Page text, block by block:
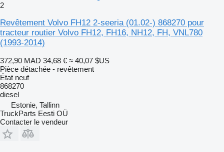
2
Revêtement Volvo FH12 2-seeria (01.02-) 868270 pour
tracteur routier Volvo FH12, FH16, NH12, FH, VNL780
(1993-2014)
372,90 MAD 34,68 € ≈ 40,07 $US
Pièce détachée - revêtement
État neuf
868270
diesel
Estonie, Tallinn
TruckParts Eesti OÜ
Contacter le vendeur